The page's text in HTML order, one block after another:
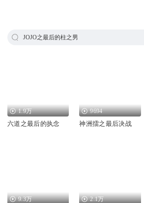
JOJO之最后的柱之男
1.9万
六道之最后的执念
9694
神洲擂之最后决战
9.3万 2.1万